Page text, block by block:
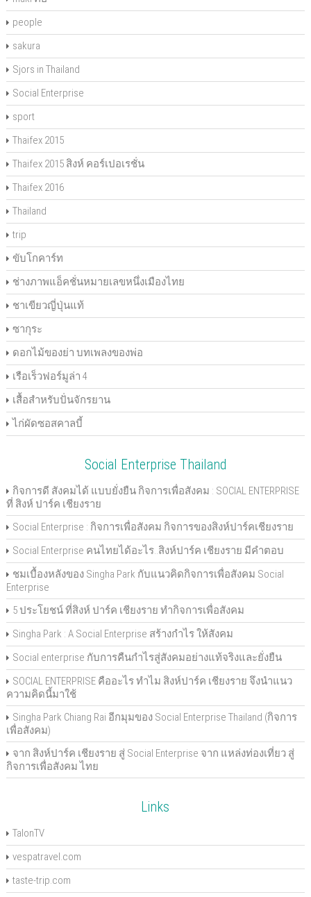
people
sakura
Sjors in Thailand
Social Enterprise
sport
Thaifex 2015
Thaifex 2015 สิงห์ คอร์เปอเรชั่น
Thaifex 2016
Thailand
trip
ขับโกคาร์ท
ช่างภาพแอ็คชั่นหมายเลขหนึ่งเมืองไทย
ชาเขียวญี่ปุ่นแท้
ซากุระ
ดอกไม้ของย่า บทเพลงของพ่อ
เรือเร็วฟอร์มูล่า 4
เสื้อสำหรับปั่นจักรยาน
ไก่ผัดซอสคาลบี้
Social Enterprise Thailand
กิจการดี สังคมได้ แบบยั่งยืน กิจการเพื่อสังคม : SOCIAL ENTERPRISE
ที่ สิงห์ ปาร์ค เชียงราย
Social Enterprise : กิจการเพื่อสังคม กิจการของสิงห์ปาร์คเชียงราย
Social Enterprise คนไทยได้อะไร..สิงห์ปาร์ค เชียงราย มีคำตอบ
ชมเบื้องหลังของ Singha Park กับแนวคิดกิจการเพื่อสังคม Social
Enterprise
5 ประโยชน์ ที่สิงห์ ปาร์ค เชียงราย ทำกิจการเพื่อสังคม
Singha Park : A Social Enterprise สร้างกำไร ให้สังคม
Social enterprise กับการคืนกำไรสู่สังคมอย่างแท้จริงและยั่งยืน
SOCIAL ENTERPRISE คืออะไร ทำไม สิงห์ปาร์ค เชียงราย จึงนำแนว
ความคิดนี้มาใช้
Singha Park Chiang Rai อีกมุมของ Social Enterprise Thailand (กิจการ
เพื่อสังคม)
จาก สิงห์ปาร์ค เชียงราย สู่ Social Enterprise จาก แหล่งท่องเที่ยว สู่
กิจการเพื่อสังคม ไทย
Links
TalonTV
vespatravel.com
taste-trip.com